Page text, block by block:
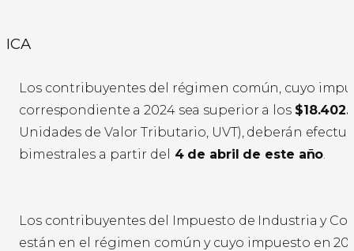
ICA
Los contribuyentes del régimen común, cuyo
correspondiente a 2024 sea superior a los
Unidades de Valor Tributario, UVT), deberán
bimestrales a partir del
4 de abril de este año.
Los contribuyentes del Impuesto de Industria y
están en el régimen común y cuyo impuesto en